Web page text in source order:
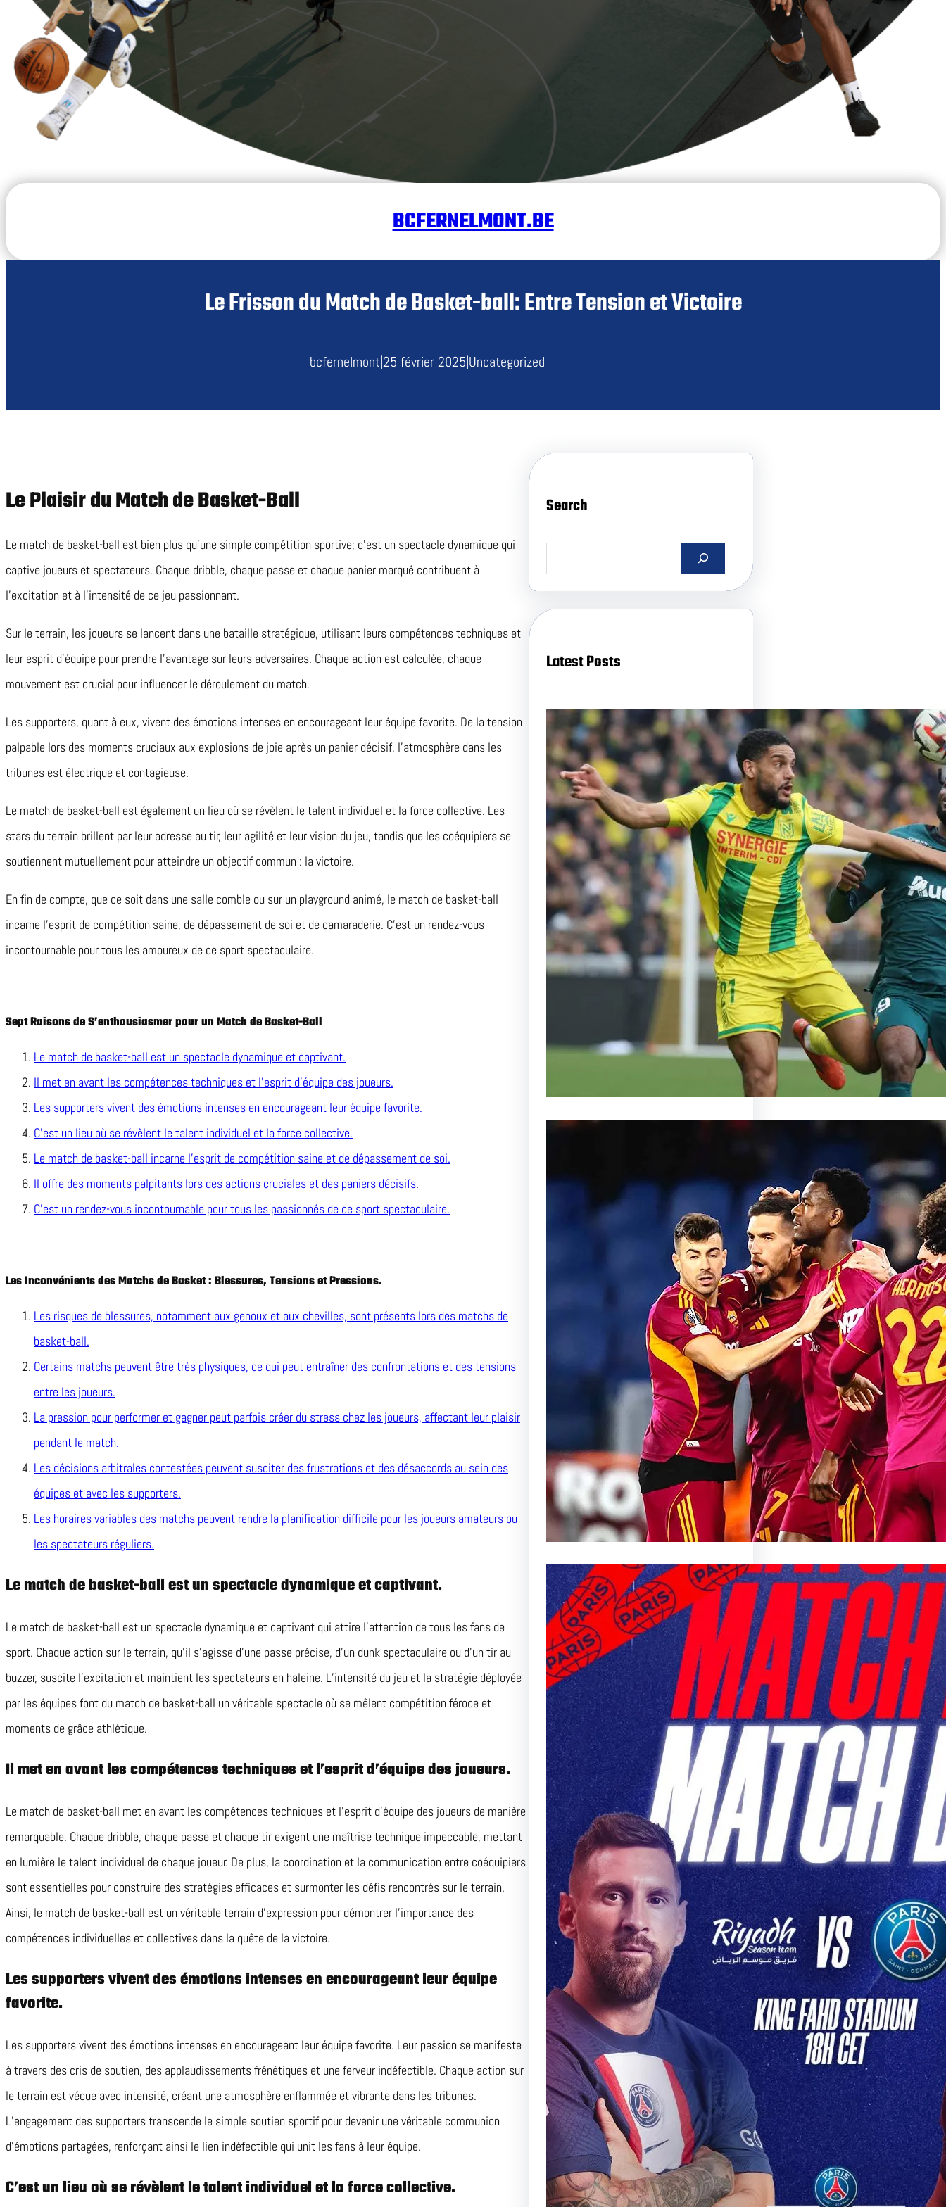
BCFERNELMONT.BE
Le Frisson du Match de Basket-ball: Entre Tension et Victoire
bcfernelmont|25 février 2025|Uncategorized
Le Plaisir du Match de Basket-Ball
Le match de basket-ball est bien plus qu’une simple compétition sportive; c’est un spectacle dynamique qui
captive joueurs et spectateurs. Chaque dribble, chaque passe et chaque panier marqué contribuent à
l’excitation et à l’intensité de ce jeu passionnant.
Sur le terrain, les joueurs se lancent dans une bataille stratégique, utilisant leurs compétences techniques et
leur esprit d’équipe pour prendre l’avantage sur leurs adversaires. Chaque action est calculée, chaque
mouvement est crucial pour influencer le déroulement du match.
Les supporters, quant à eux, vivent des émotions intenses en encourageant leur équipe favorite. De la tension
palpable lors des moments cruciaux aux explosions de joie après un panier décisif, l’atmosphère dans les
tribunes est électrique et contagieuse.
Le match de basket-ball est également un lieu où se révèlent le talent individuel et la force collective. Les
stars du terrain brillent par leur adresse au tir, leur agilité et leur vision du jeu, tandis que les coéquipiers se
soutiennent mutuellement pour atteindre un objectif commun : la victoire.
En fin de compte, que ce soit dans une salle comble ou sur un playground animé, le match de basket-ball
incarne l’esprit de compétition saine, de dépassement de soi et de camaraderie. C’est un rendez-vous
incontournable pour tous les amoureux de ce sport spectaculaire.
Sept Raisons de S’enthousiasmer pour un Match de Basket-Ball
Le match de basket-ball est un spectacle dynamique et captivant.
Il met en avant les compétences techniques et l’esprit d’équipe des joueurs.
Les supporters vivent des émotions intenses en encourageant leur équipe favorite.
C’est un lieu où se révèlent le talent individuel et la force collective.
Le match de basket-ball incarne l’esprit de compétition saine et de dépassement de soi.
Il offre des moments palpitants lors des actions cruciales et des paniers décisifs.
C’est un rendez-vous incontournable pour tous les passionnés de ce sport spectaculaire.
Les Inconvénients des Matchs de Basket : Blessures, Tensions et Pressions.
Les risques de blessures, notamment aux genoux et aux chevilles, sont présents lors des matchs de
basket-ball.
Certains matchs peuvent être très physiques, ce qui peut entraîner des confrontations et des tensions
entre les joueurs.
La pression pour performer et gagner peut parfois créer du stress chez les joueurs, affectant leur plaisir
pendant le match.
Les décisions arbitrales contestées peuvent susciter des frustrations et des désaccords au sein des
équipes et avec les supporters.
Les horaires variables des matchs peuvent rendre la planification difficile pour les joueurs amateurs ou
les spectateurs réguliers.
Le match de basket-ball est un spectacle dynamique et captivant.
Le match de basket-ball est un spectacle dynamique et captivant qui attire l’attention de tous les fans de
sport. Chaque action sur le terrain, qu’il s’agisse d’une passe précise, d’un dunk spectaculaire ou d’un tir au
buzzer, suscite l’excitation et maintient les spectateurs en haleine. L’intensité du jeu et la stratégie déployée
par les équipes font du match de basket-ball un véritable spectacle où se mêlent compétition féroce et
moments de grâce athlétique.
Il met en avant les compétences techniques et l’esprit d’équipe des joueurs.
Le match de basket-ball met en avant les compétences techniques et l’esprit d’équipe des joueurs de manière
remarquable. Chaque dribble, chaque passe et chaque tir exigent une maîtrise technique impeccable, mettant
en lumière le talent individuel de chaque joueur. De plus, la coordination et la communication entre coéquipiers
sont essentielles pour construire des stratégies efficaces et surmonter les défis rencontrés sur le terrain.
Ainsi, le match de basket-ball est un véritable terrain d’expression pour démontrer l’importance des
compétences individuelles et collectives dans la quête de la victoire.
Les supporters vivent des émotions intenses en encourageant leur équipe
favorite.
Les supporters vivent des émotions intenses en encourageant leur équipe favorite. Leur passion se manifeste
à travers des cris de soutien, des applaudissements frénétiques et une ferveur indéfectible. Chaque action sur
le terrain est vécue avec intensité, créant une atmosphère enflammée et vibrante dans les tribunes.
L’engagement des supporters transcende le simple soutien sportif pour devenir une véritable communion
d’émotions partagées, renforçant ainsi le lien indéfectible qui unit les fans à leur équipe.
C’est un lieu où se révèlent le talent individuel et la force collective.
Search
a
h
Latest Posts
Duel au Sommet entre Lens
et Nantes : Un Match à Ne
Pas Manquer
Lens affronte Nantes : un duel
passionnant en perspective Le…
Le Passionnant Match de
l’AS Roma: Une Expérience
Inoubliable
Article sur le Match AS Roma Le
Passionnant Monde du…
Le Match PSG de Ce Soir: Un
Duel Palpitant en
Perspective
Match Ce Soir: PSG Affronte Son
Adversaire Redoutable Ce soir,…